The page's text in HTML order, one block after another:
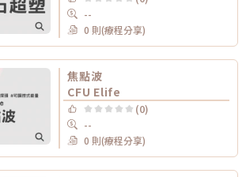
--
0 則(療程分享)
焦點波
CFU Elife
(0)
--
0 則(療程分享)